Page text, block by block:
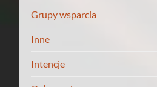
Grupy wsparcia
Inne
Intencje